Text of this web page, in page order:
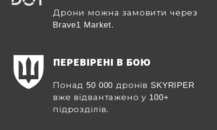
Дрони можна замовити через
Brave1 Market.
ПЕРЕВІРЕНІ В БОЮ
Понад 50 000 дронів SKYRIPER
вже відвантажено у 100+
підрозділів.